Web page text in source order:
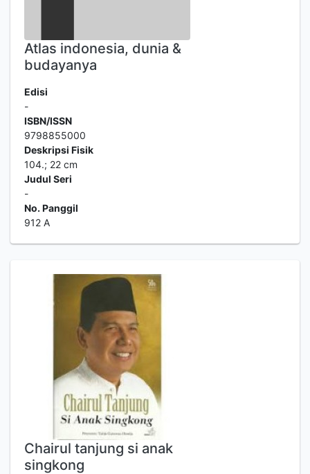
Atlas indonesia, dunia &
budayanya
Edisi
-
ISBN/ISSN
9798855000
Deskripsi Fisik
104.; 22 cm
Judul Seri
-
No. Panggil
912 A
Chairul tanjung si anak
singkong